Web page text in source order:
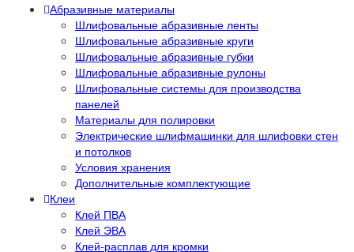
Абразивные материалы
Шлифовальные абразивные ленты
Шлифовальные абразивные круги
Шлифовальные абразивные губки
Шлифовальные абразивные рулоны
Шлифовальные системы для производства
панелей
Материалы для полировки
Электрические шлифмашинки для шлифовки стен
и потолков
Условия хранения
Дополнительные комплектующие
Клеи
Клей ПВА
Клей ЭВА
Клей-расплав для кромки